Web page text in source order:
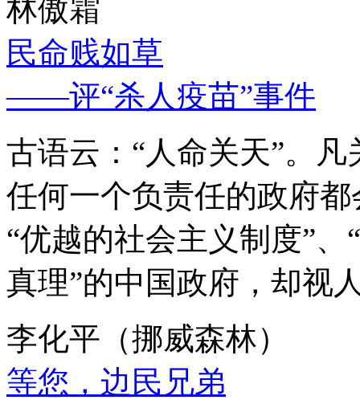
林傲霜
民命贱如草
——评“杀人疫苗”事件
古语云：“人命关天”。
任何一个负责任的政府
“优越的社会主义制度”
真理”的中国政府，却视
李化平（挪威森林）
等您，边民兄弟